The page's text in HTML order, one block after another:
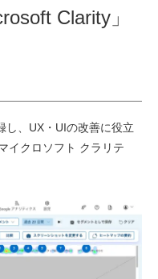
Clarity」
し、UX・UIの改善に役立
イクロソフト クラリテ